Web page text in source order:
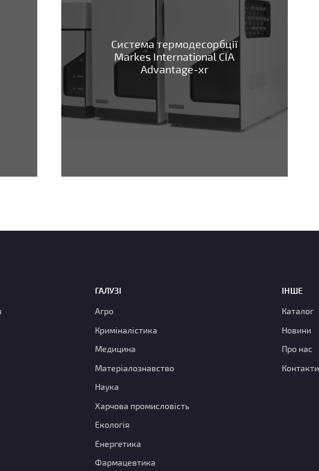
Система термодесорбції
Markes International CIA
Advantage-xr
ГАЛУЗІ
Агро
Криміналістика
Медицина
Матеріалознавство
Наука
Харчова промисловість
Екологія
Енергетика
Фармацевтика
ІНШЕ
Каталог
Новини
Про нас
Контакти